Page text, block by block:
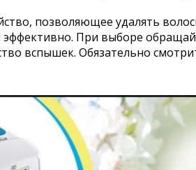
позволяющее удалять
эффективно. При выборе
вспышек. Обязательно